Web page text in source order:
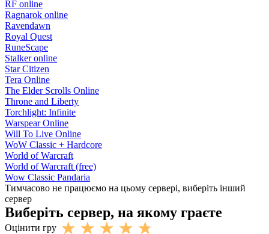
RF online
Ragnarok online
Ravendawn
Royal Quest
RuneScape
Stalker online
Star Citizen
Tera Online
The Elder Scrolls Online
Throne and Liberty
Torchlight: Infinite
Warspear Online
Will To Live Online
WoW Classic + Hardcore
World of Warcraft
World of Warcraft (free)
Wow Classic Pandaria
Тимчасово не працюємо на цьому сервері, виберіть інший
сервер
Виберіть сервер, на якому граєте
Оцінити гру